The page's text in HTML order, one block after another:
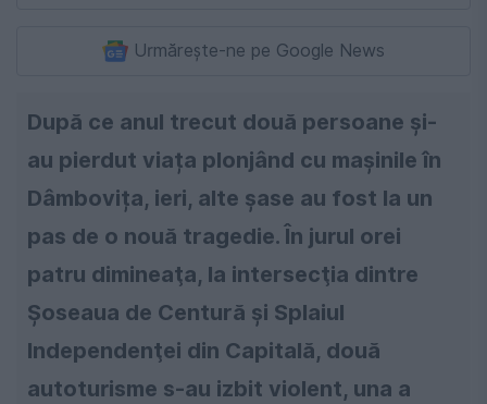
Urmărește-ne pe Google News
După ce anul trecut două persoane și-
au pierdut viața plonjând cu mașinile în
Dâmbovița, ieri, alte șase au fost la un
pas de o nouă tragedie. În jurul orei
patru dimineaţa, la intersecţia dintre
Şoseaua de Centură şi Splaiul
Independenţei din Capitală, două
autoturisme s-au izbit violent, una a